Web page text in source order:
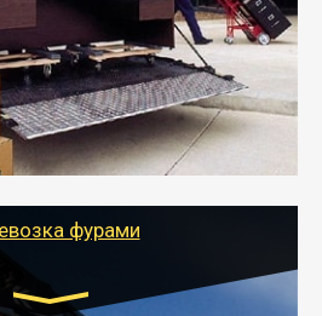
переезд может быть на
догрузом (по меньшей
автотранспорт, быстро и
переезд к новому месту
гарантией сохранности груза и
подтверждающих
фурами